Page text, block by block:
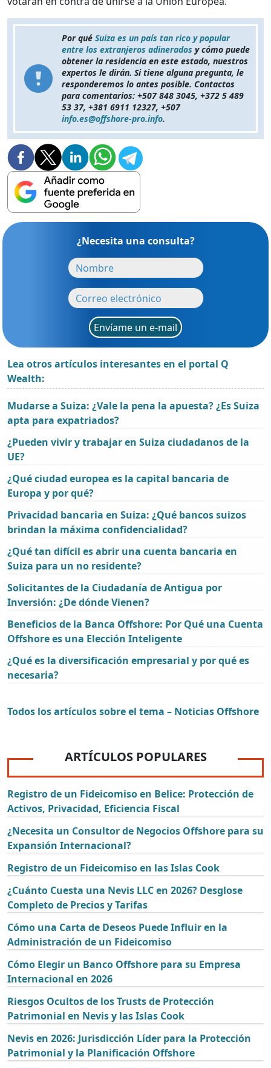
Por qué Suiza es un país tan rico y popular
entre los extranjeros adinerados y cómo puede
obtener la residencia en este estado, nuestros
expertos le dirán. Si tiene alguna pregunta, le
responderemos lo antes posible. Contactos
para comentarios: +507 848 3045, +372 5 489
53 37, +381 6911 12327, +507
info.es@offshore-pro.info.
¿Necesita una consulta?
Envíame un e-mail
Lea otros artículos interesantes en el portal Q
Wealth:
Mudarse a Suiza: ¿Vale la pena la apuesta? ¿Es Suiza
apta para expatriados?
¿Pueden vivir y trabajar en Suiza ciudadanos de la
UE?
¿Qué ciudad europea es la capital bancaria de
Europa y por qué?
Privacidad bancaria en Suiza: ¿Qué bancos suizos
brindan la máxima confidencialidad?
¿Qué tan difícil es abrir una cuenta bancaria en
Suiza para un no residente?
Solicitantes de la Ciudadanía de Antigua por
Inversión: ¿De dónde Vienen?
Beneficios de la Banca Offshore: Por Qué una Cuenta
Offshore es una Elección Inteligente
¿Qué es la diversificación empresarial y por qué es
necesaria?
Todos los artículos sobre el tema – Noticias Offshore
ARTÍCULOS POPULARES
Registro de un Fideicomiso en Belice: Protección de
Activos, Privacidad, Eficiencia Fiscal
¿Necesita un Consultor de Negocios Offshore para su
Expansión Internacional?
Registro de un Fideicomiso en las Islas Cook
¿Cuánto Cuesta una Nevis LLC en 2026? Desglose
Completo de Precios y Tarifas
Cómo una Carta de Deseos Puede Influir en la
Administración de un Fideicomiso
Cómo Elegir un Banco Offshore para su Empresa
Internacional en 2026
Riesgos Ocultos de los Trusts de Protección
Patrimonial en Nevis y las Islas Cook
Nevis en 2026: Jurisdicción Líder para la Protección
Patrimonial y la Planificación Offshore